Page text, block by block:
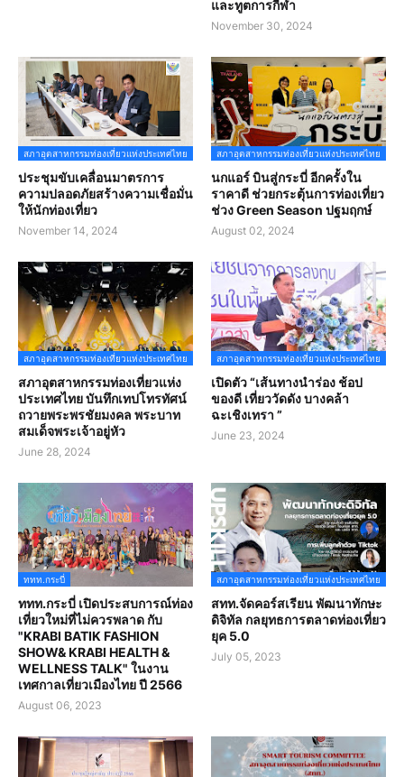
และทูตการกีฬา
November 30, 2024
สภาอุตสาหกรรมท่องเที่ยวแห่งประเทศไทย
ประชุมขับเคลื่อนมาตรการ
ความปลอดภัยสร้างความเชื่อมั่น
ให้นักท่องเที่ยว
November 14, 2024
สภาอุตสาหกรรมท่องเที่ยวแห่งประเทศไทย
นกแอร์ บินสู่กระบี่ อีกครั้งใน
ราคาดี ช่วยกระตุ้นการท่องเที่ยว
ช่วง Green Season ปฐมฤกษ์
August 02, 2024
สภาอุตสาหกรรมท่องเที่ยวแห่งประเทศไทย
สภาอุตสาหกรรมท่องเที่ยวแห่ง
ประเทศไทย บันทึกเทปโทรทัศน์
ถวายพระพรชัยมงคล พระบาท
สมเด็จพระเจ้าอยู่หัว
June 28, 2024
สภาอุตสาหกรรมท่องเที่ยวแห่งประเทศไทย
เปิดตัว “เส้นทางนำร่อง ช้อป
ของดี เที่ยววัดดัง บางคล้า
ฉะเชิงเทรา ”
June 23, 2024
ททท.กระบี่
ททท.กระบี่ เปิดประสบการณ์ท่อง
เที่ยวใหม่ที่ไม่ควรพลาด กับ
"KRABI BATIK FASHION
SHOW& KRABI HEALTH &
WELLNESS TALK" ในงาน
เทศกาลเที่ยวเมืองไทย ปี 2566
August 06, 2023
สภาอุตสาหกรรมท่องเที่ยวแห่งประเทศไทย
สทท.จัดคอร์สเรียน พัฒนาทักษะ
ดิจิทัล กลยุทธการตลาดท่องเที่ยว
ยุค 5.0
July 05, 2023